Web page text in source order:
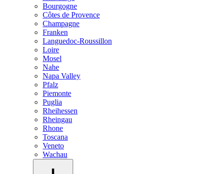
Bourgogne
Côtes de Provence
Champagne
Franken
Languedoc-Roussillon
Loire
Mosel
Nahe
Napa Valley
Pfalz
Piemonte
Puglia
Rheihessen
Rheingau
Rhone
Toscana
Veneto
Wachau